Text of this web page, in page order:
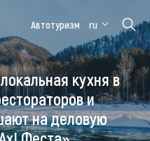
форум
Алтайская
зимовка
Автотуризм ru
кухня в
и
на деловую